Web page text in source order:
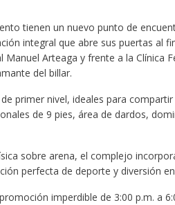
tienen un nuevo punto de
integral que abre sus puertas al
Arteaga y frente a la Clínica
del billar.
primer nivel, ideales para
de 9 pies, área de dardos,
sobre arena, el complejo
perfecta de deporte y diversión
imperdible de 3:00 p.m. a